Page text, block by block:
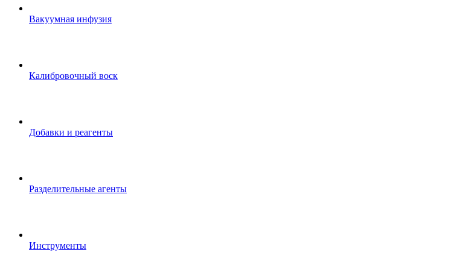
Вакуумная инфузия
Калибровочный воск
Добавки и реагенты
Разделительные агенты
Инструменты